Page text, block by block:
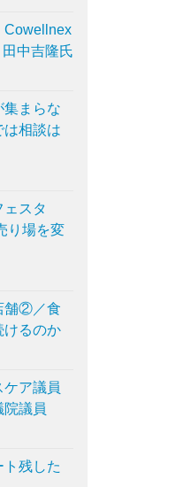
Cowellnex
中吉隆氏
集まらな
は相談は
ェスタ
り場を変
舗②／食
けるのか
ア議員
院議員
ト残した